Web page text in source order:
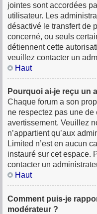
jointes sont accordées
utilisateur. Les
désactivé le transfert de
concerné, ou seuls
détiennent cette
veuillez contacter un
Haut
Pourquoi ai-je reçu un
Chaque forum a son
ne respectez pas une
avertissement. Veuillez
n’appartient qu’aux
Limited n’est en aucun
instauré sur cet espace.
contacter un
Haut
Comment puis-je
modérateur ?